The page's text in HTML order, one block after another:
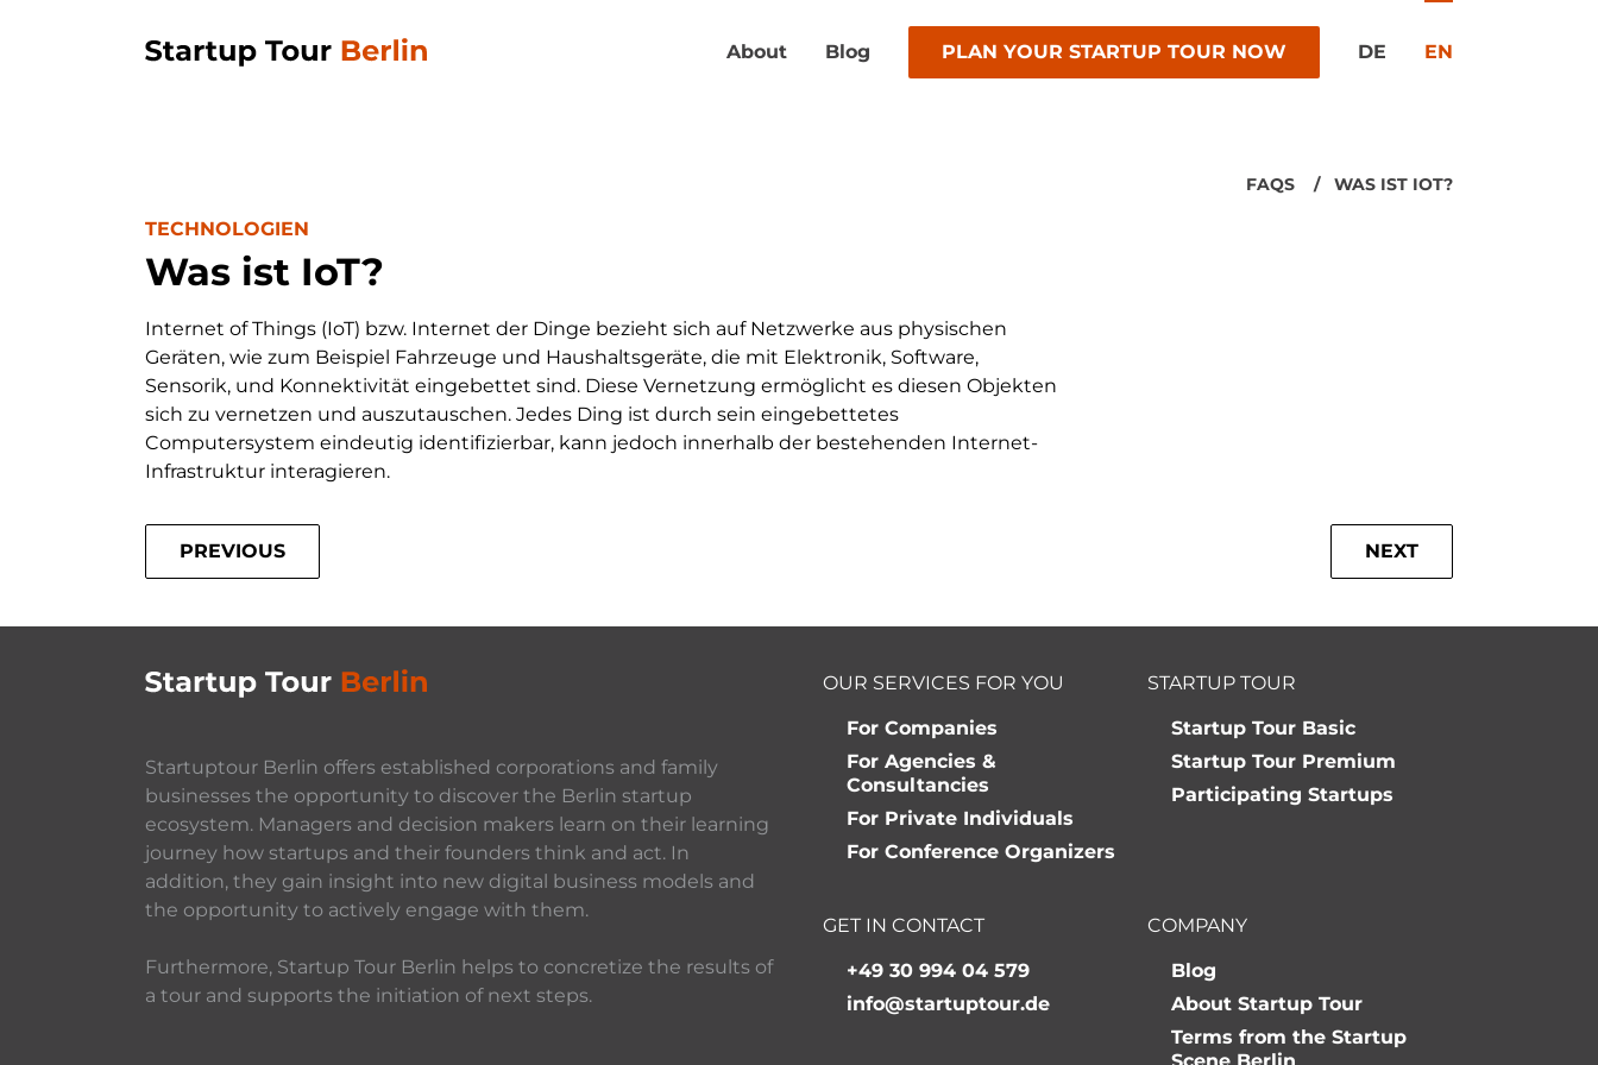
About Blog PLAN YOUR STARTUP TOUR NOW DE EN
FAQS WAS IST IOT?
TECHNOLOGIEN
Was ist IoT?
Internet of Things (IoT) bzw. Internet der Dinge bezieht sich auf Netzwerke aus physischen
Geräten, wie zum Beispiel Fahrzeuge und Haushaltsgeräte, die mit Elektronik, Software,
Sensorik, und Konnektivität eingebettet sind. Diese Vernetzung ermöglicht es diesen Objekten
sich zu vernetzen und auszutauschen. Jedes Ding ist durch sein eingebettetes
Computersystem eindeutig identifizierbar, kann jedoch innerhalb der bestehenden Internet-
Infrastruktur interagieren.
PREVIOUS NEXT
OUR SERVICES FOR YOU
For Companies
For Agencies &
Consultancies
For Private Individuals
For Conference Organizers
STARTUP TOUR
Startup Tour Basic
Startup Tour Premium
Participating Startups
GET IN CONTACT
+49 30 994 04 579
info@startuptour.de
COMPANY
Blog
About Startup Tour
Terms from the Startup
Startuptour Berlin offers established corporations and family
businesses the opportunity to discover the Berlin startup
ecosystem. Managers and decision makers learn on their learning
journey how startups and their founders think and act. In
addition, they gain insight into new digital business models and
the opportunity to actively engage with them.
Furthermore, Startup Tour Berlin helps to concretize the results of
a tour and supports the initiation of next steps.